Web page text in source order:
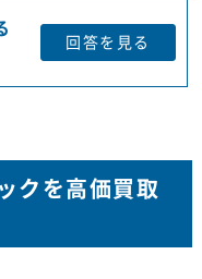
回答を 見る
クを高価買取